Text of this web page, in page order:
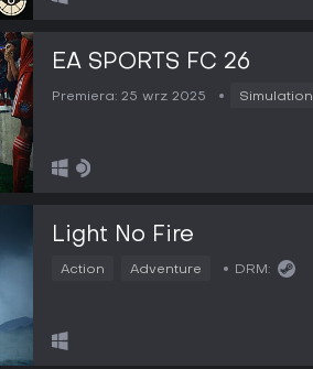
EA SPORTS FC 26
Premiera: 25 wrz 2025 Simulation
Light No Fire
Action Adventure DRM: